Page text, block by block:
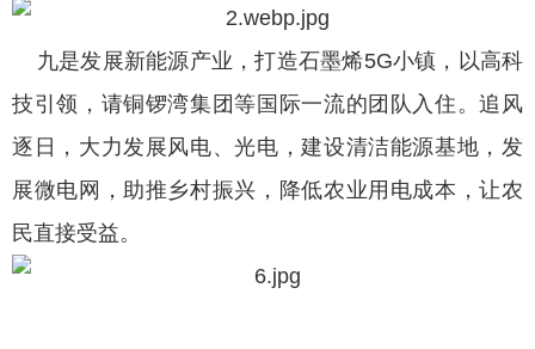
九是发展新能源产业，打造石墨烯5G小镇，以高科
技引领，请铜锣湾集团等国际一流的团队入住。追风
逐日，大力发展风电、光电，建设清洁能源基地，发
展微电网，助推乡村振兴，降低农业用电成本，让农
民直接受益。